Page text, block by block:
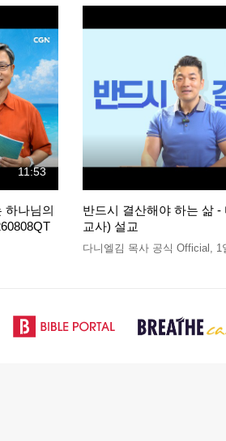
11:53
하나님의
반드시 결산해야 하는 삶 -
교사) 설교
다니엘김 목사 공식 Official 1